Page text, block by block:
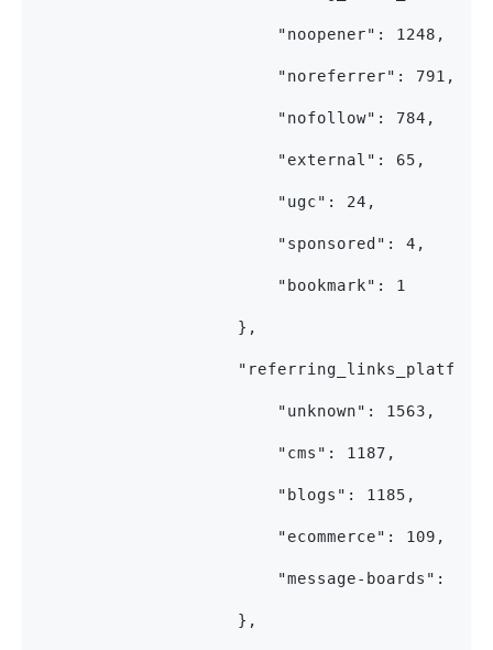
                        "noopener": 1248,
                        "noreferrer": 791,
                        "nofollow": 784,
                        "external": 65,
                        "ugc": 24,
                        "sponsored": 4,
                        "bookmark": 1
                    },
                        "unknown": 1563,
                        "cms": 1187,
                        "blogs": 1185,
                        "ecommerce": 109,
                        "message-boards": 3
                    },